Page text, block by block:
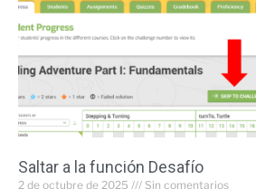
Saltar a la función Desafío
2 de octubre de 2025 Sin comentarios